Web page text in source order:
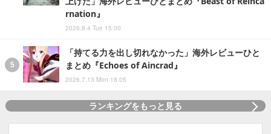
rnation』
2026.8.4 Tue 15:00
「持てる力を出し切れなかった」海外レビューひと
まとめ『Echoes of Aincrad』
2026.7.13 Mon 18:05
ランキングをもっと見る